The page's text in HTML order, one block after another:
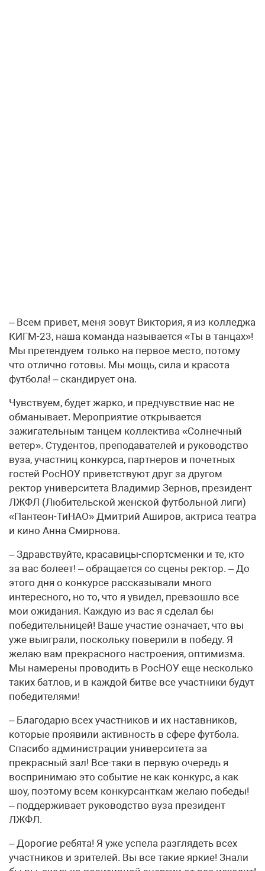
– Всем привет, меня зовут Виктория, я из колледжа
КИГМ-23, наша команда называется «Ты в танцах»!
Мы претендуем только на первое место, потому
что отлично готовы. Мы мощь, сила и красота
футбола! – скандирует она.
Чувствуем, будет жарко, и предчувствие нас не
обманывает. Мероприятие открывается
зажигательным танцем коллектива «Солнечный
ветер». Студентов, преподавателей и руководство
вуза, участниц конкурса, партнеров и почетных
гостей РосНОУ приветствуют друг за другом
ректор университета Владимир Зернов, президент
ЛЖФЛ (Любительской женской футбольной лиги)
«Пантеон-ТиНАО» Дмитрий Аширов, актриса театра
и кино Анна Смирнова.
– Здравствуйте, красавицы-спорт­сменки и те, кто
за вас болеет! – обращается со сцены ректор. – До
этого дня о конкурсе рассказывали много
интересного, но то, что я увидел, превзошло все
мои ожидания. Каждую из вас я сделал бы
победительницей! Ваше участие означает, что вы
уже выиграли, поскольку поверили в победу. Я
желаю вам прекрасного настроения, оптимизма.
Мы намерены проводить в РосНОУ еще несколько
таких батлов, и в каждой битве все участники будут
победителями!
– Благодарю всех участников и их наставников,
которые проявили активность в сфере футбола.
Спасибо администрации университета за
прекрасный зал! Все-таки в первую очередь я
воспринимаю это событие не как конкурс, а как
шоу, поэтому всем конкурсанткам желаю победы!
– поддерживает руководство вуза президент
ЛЖФЛ.
– Дорогие ребята! Я уже успела разглядеть всех
участников и зрителей. Вы все такие яркие! Знали